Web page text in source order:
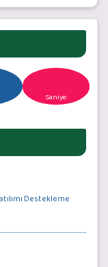
Saniye
Destekleme